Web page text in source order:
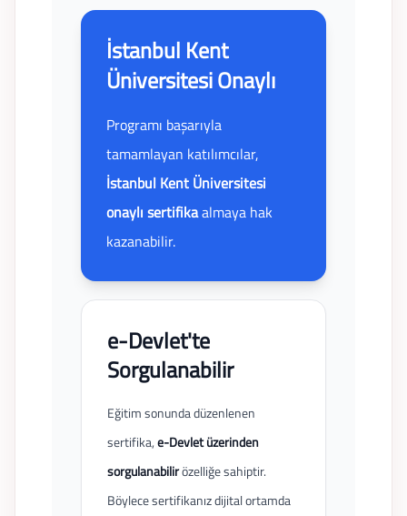
İstanbul Kent
Üniversitesi Onaylı
Programı başarıyla
tamamlayan katılımcılar,
İstanbul Kent Üniversitesi
onaylı sertifikaalmaya hak
kazanabilir.
e-Devlet'te
Sorgulanabilir
Eğitim sonunda düzenlenen
sertifika,e-Devlet üzerinden
sorgulanabilirözelliğe sahiptir.
Böylece sertifikanız dijital ortamda